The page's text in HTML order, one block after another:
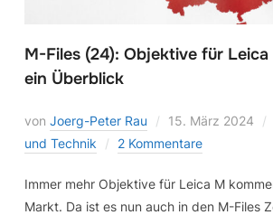
M-Files (24): Objektive für Leica
ein Überblick
von Joerg-Peter Rau 15. März 2024
und Technik
2 Kommentare
Immer mehr Objektive für Leica M
Markt. Da ist es nun auch in den M-Files